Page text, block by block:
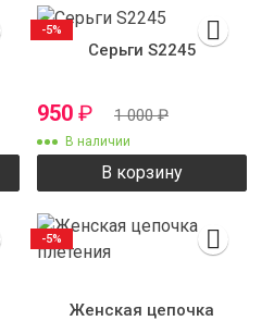
Серьги S2245
950 ₽ 1 000₽
В наличии
В корзину
-5%
Женская цепочка
-5%